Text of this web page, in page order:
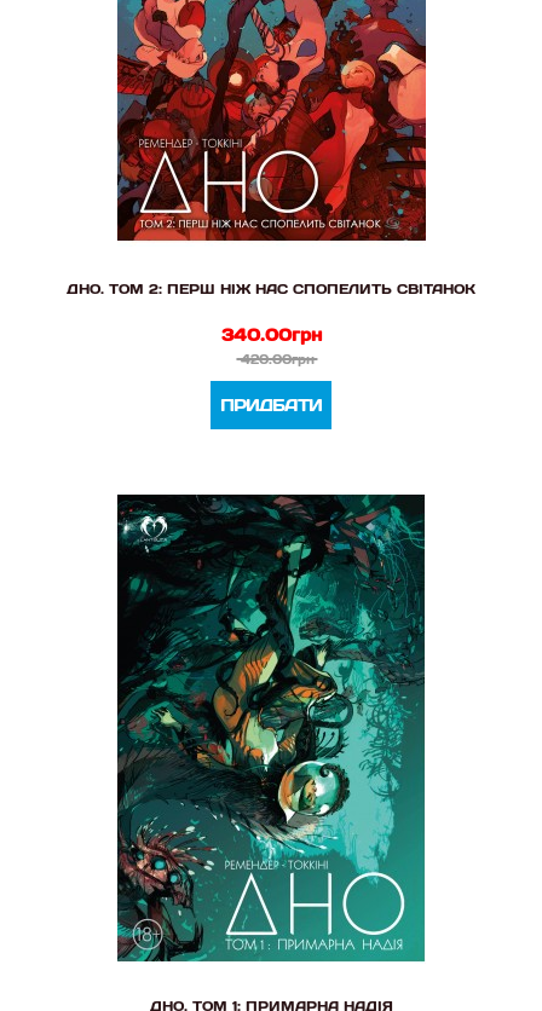
ДНО. ТОМ 2: ПЕРШ НІЖ НАС СПОПЕЛИТЬ СВІТАНОК
340.00грн
420.00грн
ПРИДБАТИ
ДНО. ТОМ 1: ПРИМАРНА НАДІЯ